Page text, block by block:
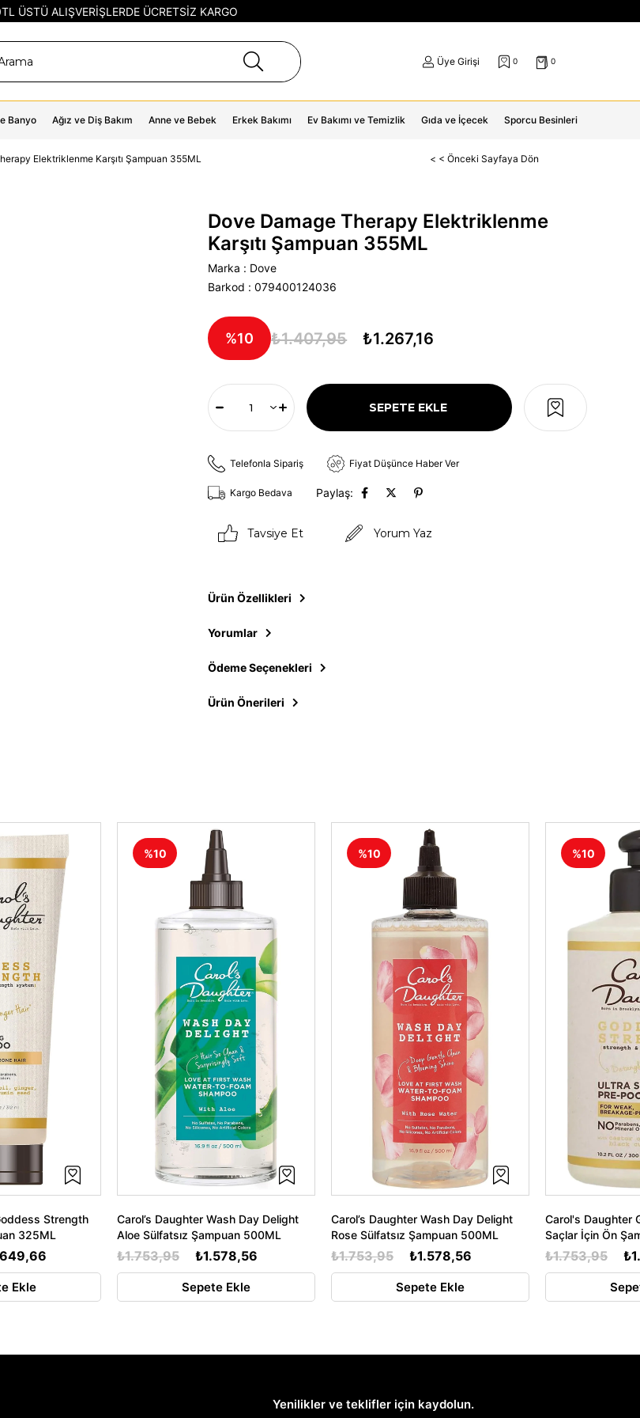
ÜSTÜ ALIŞVERİŞLERDE ÜCRETSİZ KARGO
Üye Girişi 0 0
Banyo Ağız ve Diş Bakım Anne ve Bebek Erkek Bakımı Ev Bakımı ve Temizlik Gıda ve İçecek Sporcu Besinleri
Elektriklenme Karşıtı Şampuan 355ML < < Önceki Sayfaya Dön
Dove Damage Therapy Elektriklenme
Karşıtı Şampuan 355ML
Marka : Dove
Barkod : 079400124036
10 ₺1.407,95 ₺1.267,16
Telefonla Sipariş Fiyat Düşünce Haber Ver
Kargo Bedava Paylaş:
Tavsiye Et Yorum Yaz
Ürün Özellikleri
Yorumlar
Ödeme Seçenekleri
Ürün Önerileri
Strength
325ML
Ekle
Carol’s Daughter Wash Day Delight
Aloe Sülfatsız Şampuan 500ML
₺1.578,56
₺1.753,95
Sepete Ekle
%10
Carol’s Daughter Wash Day Delight
Rose Sülfatsız Şampuan 500ML
₺1.578,56
₺1.753,95
Sepete Ekle
%10
Carol's Daughter
Saçlar İçin Ön
₺1.753,95
%10
Yenilikler ve teklifler için kaydolun.